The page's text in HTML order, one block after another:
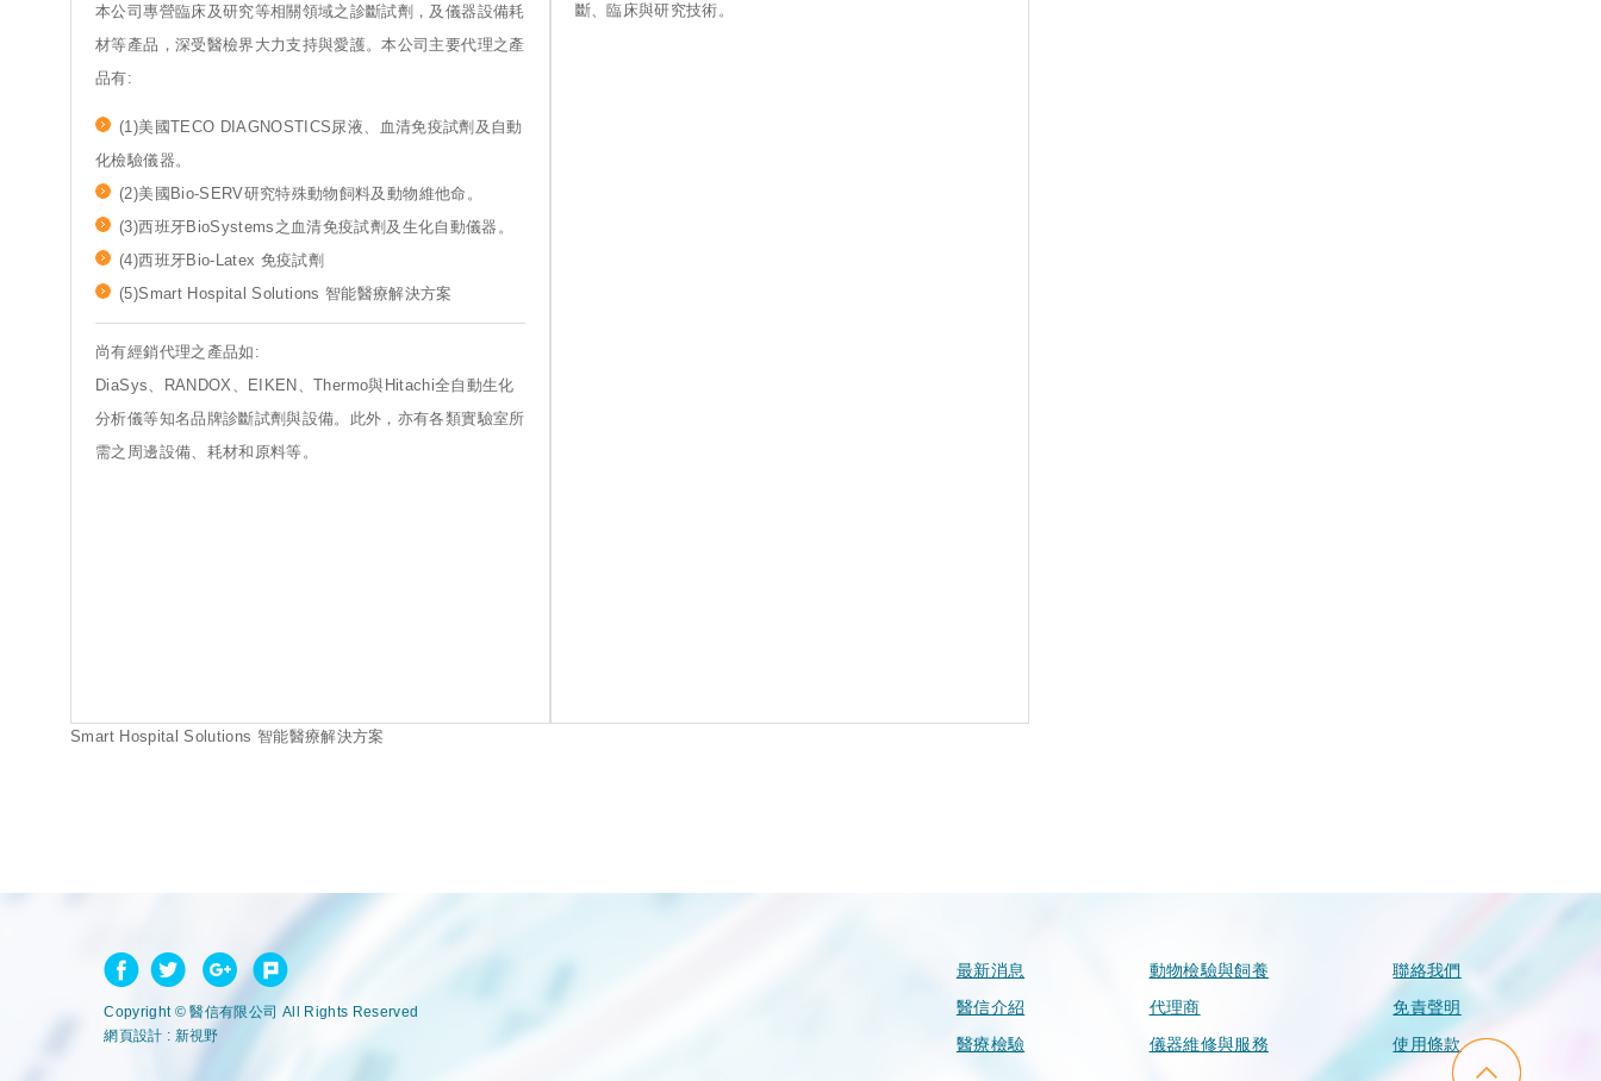
本公司專營臨床及研究等相關領域之診斷試劑，及儀器設備耗
材等產品，深受醫檢界大力支持與愛護。本公司主要代理之產
品有:
(1)美國TECO DIAGNOSTICS尿液、血清免疫試劑及自動
化檢驗儀器。
(2)美國Bio-SERV研究特殊動物飼料及動物維他命。
(3)西班牙BioSystems之血清免疫試劑及生化自動儀器。
(4)西班牙Bio-Latex 免疫試劑
(5)Smart Hospital Solutions 智能醫療解決方案
尚有經銷代理之產品如:
DiaSys、RANDOX、EIKEN、Thermo與Hitachi全自動生化
分析儀等知名品牌診斷試劑與設備。此外，亦有各類實驗室所
需之周邊設備、耗材和原料等。
斷、臨床與研究技術。
Smart Hospital Solutions 智能醫療解決方案
Copyright © 醫信有限公司 All Rights Reserved
網頁設計 : 新視野
最新消息
醫信介紹
醫療檢驗
動物檢驗與飼養
代理商
儀器維修與服務
聯絡我們
免責聲明
使用條款